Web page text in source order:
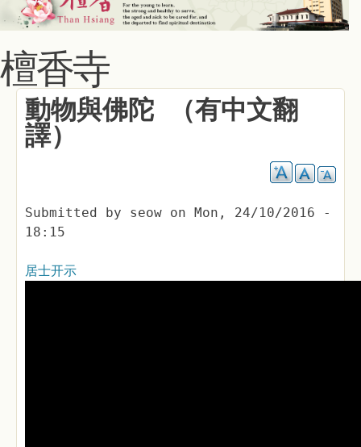
檀香寺
動物與佛陀 （有中文翻
譯）
Submitted by seow on Mon, 24/10/2016 -
18:15
居士开示